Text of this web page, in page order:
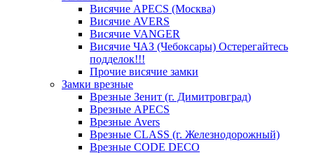
Висячие APECS (Москва)
Висячие AVERS
Висячие VANGER
Висячие ЧАЗ (Чебоксары) Остерегайтесь
подделок!!!
Прочие висячие замки
Замки врезные
Врезные Зенит (г. Димитровград)
Врезные APECS
Врезные Avers
Врезные CLASS (г. Железнодорожный)
Врезные CODE DECO